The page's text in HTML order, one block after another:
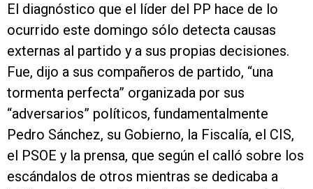
El diagnóstico que el líder del PP hace de lo
ocurrido este domingo sólo detecta causas
externas al partido y a sus propias decisiones.
Fue, dijo a sus compañeros de partido, “una
tormenta perfecta” organizada por sus
“adversarios” políticos, fundamentalmente
Pedro Sánchez, su Gobierno, la Fiscalía, el CIS,
el PSOE y la prensa, que según el calló sobre los
escándalos de otros mientras se dedicaba a